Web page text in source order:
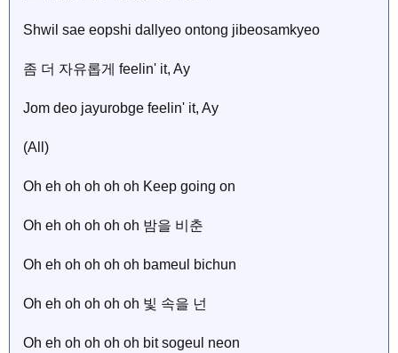
Shwil sae eopshi dallyeo ontong jibeosamkyeo
좀 더 자유롭게 feelin' it, Ay
Jom deo jayurobge feelin' it, Ay
(All)
Oh eh oh oh oh oh Keep going on
Oh eh oh oh oh oh 밤을 비춘
Oh eh oh oh oh oh bameul bichun
Oh eh oh oh oh oh 빛 속을 넌
Oh eh oh oh oh oh bit sogeul neon